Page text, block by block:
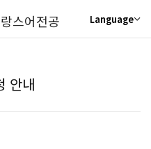
스어전공 Language
안내